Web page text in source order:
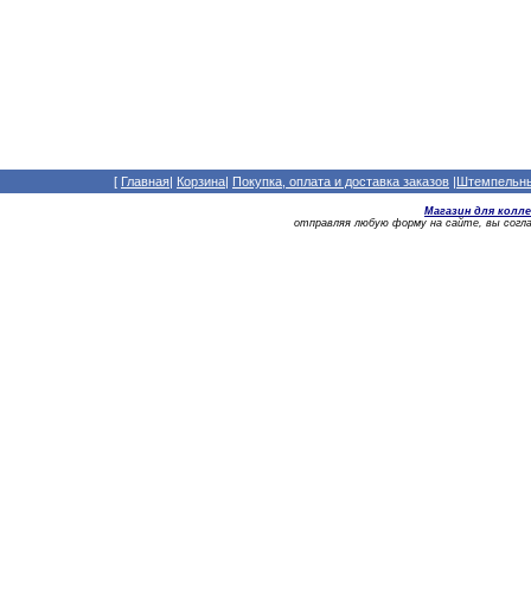
[ Главная| Корзина| Покупка, оплата и доставка заказов |
Магазин для
отправляя любую форму на сайте, вы